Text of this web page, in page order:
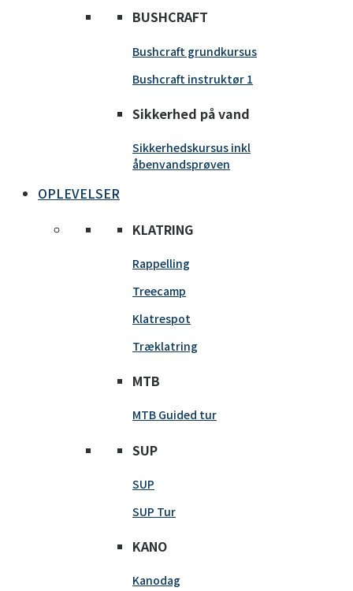
BUSHCRAFT
Bushcraft grundkursus
Bushcraft instruktør 1
Sikkerhed på vand
Sikkerhedskursus inkl
åbenvandsprøven
OPLEVELSER
KLATRING
Rappelling
Treecamp
Klatrespot
Træklatring
MTB
MTB Guided tur
SUP
SUP
SUP Tur
KANO
Kanodag